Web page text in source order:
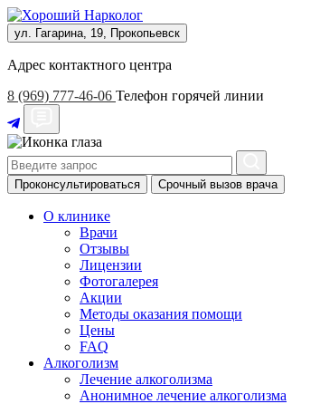
ул. Гагарина, 19, Прокопьевск
Адрес контактного центра
8 (969) 777-46-06 Телефон горячей линии
Проконсультироваться Срочный вызов врача
О клинике
Врачи
Отзывы
Лицензии
Фотогалерея
Акции
Методы оказания помощи
Цены
FAQ
Алкоголизм
Лечение алкоголизма
Анонимное лечение алкоголизма